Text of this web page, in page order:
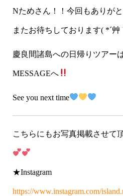
Nためさん！！今回もありが
またお待ちしております( *´艸
慶良間諸島への日帰りツアー
MESSAGEへ
See you next time
こちらにもお写真掲載させて
★Instagram
https://www.instagram.com/